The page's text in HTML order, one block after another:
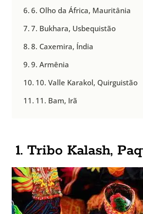
6. Olho da África, Mauritânia
7. Bukhara, Usbequistão
8. Caxemira, Índia
9. Armênia
10. Valle Karakol, Quirguistão
11. Bam, Irã
1. Tribo Kalash,